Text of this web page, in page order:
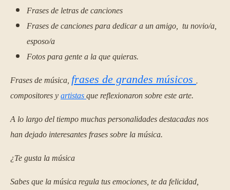
Frases de letras de canciones
Frases de canciones para dedicar a un amigo, tu novio/a,
esposo/a
Fotos para gente a la que quieras.
Frases de música, frases de grandes músicos ,
compositores y artistas que reflexionaron sobre este arte.
A lo largo del tiempo muchas personalidades destacadas nos
han dejado interesantes frases sobre la música.
¿Te gusta la música
Sabes que la música regula tus emociones, te da felicidad,